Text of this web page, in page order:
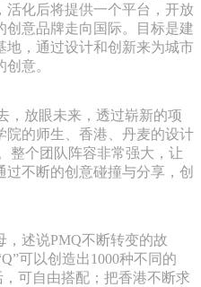
活化后将提供一个平台，开放
意品牌走向国际。目标是建
地，通过设计和创新来为城市
意。
，放眼未来，透过崭新的项
院的师生、香港、丹麦的设计
整个团队阵容非常强大，让
不断的创意碰撞与分享，创
，述说PMQ不断转变的故
可以创造出1000种不同的
可自由搭配；把香港不断求